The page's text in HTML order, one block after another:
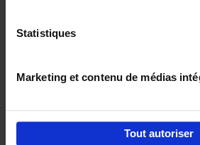
Statistiques
Marketing et contenu de médias
Tout autoriser